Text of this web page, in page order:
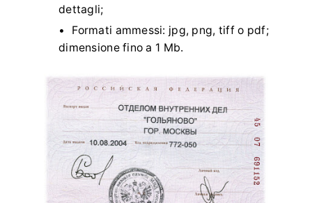
dettagli;
Formati ammessi: jpg, png, tiff o pdf;
dimensione fino a 1 Mb.